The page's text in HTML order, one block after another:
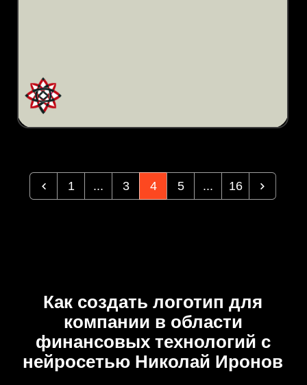
1 ... 3 4 5 ... 16
Как создать логотип для
компании в области
финансовых технологий с
нейросетью Николай Иронов